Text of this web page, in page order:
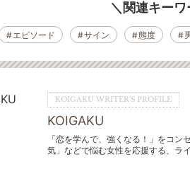
関連キーワ
エピソード サイン 態度
KOIGAKU WRITER'S PROFILE
KOIGAKU
「恋を学んで、強くなる！」をコ
気」などで悩む女性を応援する、ラ